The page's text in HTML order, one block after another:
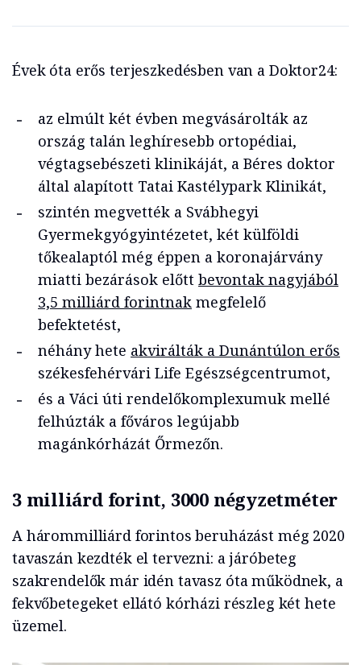
Évek óta erős terjeszkedésben van a Doktor24:
az elmúlt két évben megvásárolták az
ország talán leghíresebb ortopédiai,
végtagsebészeti klinikáját, a Béres doktor
által alapított Tatai Kastélypark Klinikát,
szintén megvették a Svábhegyi
Gyermekgyógyintézetet, két külföldi
tőkealaptól még éppen a koronajárvány
miatti bezárások előtt bevontak nagyjából
3,5 milliárd forintnak megfelelő
befektetést,
néhány hete akvirálták a Dunántúlon erős
székesfehérvári Life Egészségcentrumot,
és a Váci úti rendelőkomplexumuk mellé
felhúzták a főváros legújabb
magánkórházát Őrmezőn.
3 milliárd forint, 3000 négyzetméter
A hárommilliárd forintos beruházást még 2020
tavaszán kezdték el tervezni: a járóbeteg
szakrendelők már idén tavasz óta működnek, a
fekvőbetegeket ellátó kórházi részleg két hete
üzemel.